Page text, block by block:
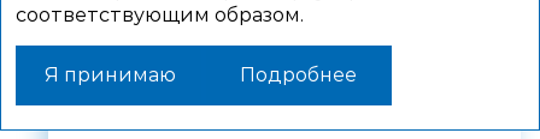
РАЗВЕДКА И ДОБЫЧА
соответствующим образом.
Я принимаю Подробнее